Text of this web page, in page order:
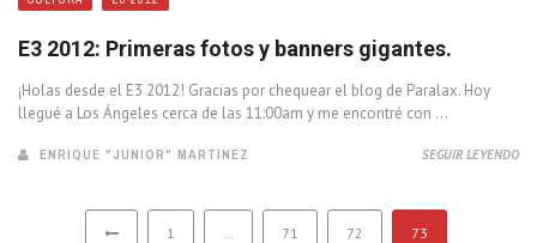
E3 2012: Primeras fotos y banners gigantes.
¡Holas desde el E3 2012! Gracias por chequear el blog de Paralax. Hoy
llegué a Los Ángeles cerca de las 11:00am y me encontré con ...
ENRIQUE "JUNIOR" MARTINEZ SEGUIR LEYENDO
1 71 72 73